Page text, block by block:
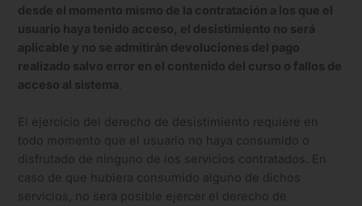
desde el momento mismo de la contratación a los que el
usuario haya tenido acceso, el desistimiento no será
aplicable y no se admitirán devoluciones del pago
realizado salvo error en el contenido del curso o fallos de
acceso al sistema
El ejercicio del derecho de desistimiento requiere en
todo momento que el usuario no haya consumido o
disfrutado de ninguno de los servicios contratados. En
caso de que hubiera consumido alguno de dichos
servicios, no será posible ejercer el derecho de